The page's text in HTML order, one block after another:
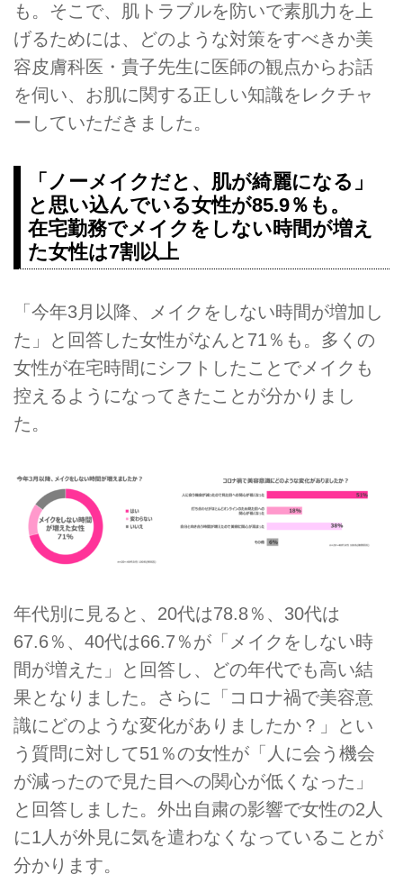
も。そこで、肌トラブルを防いで素肌力を上
げるためには、どのような対策をすべきか美
容皮膚科医・貴子先生に医師の観点からお話
を伺い、お肌に関する正しい知識をレクチャ
ーしていただきました。
「ノーメイクだと、肌が綺麗になる」
と思い込んでいる女性が85.9％も。
在宅勤務でメイクをしない時間が増え
た女性は7割以上
「今年3月以降、メイクをしない時間が増加し
た」と回答した女性がなんと71％も。多くの
女性が在宅時間にシフトしたことでメイクも
控えるようになってきたことが分かりまし
た。
年代別に見ると、20代は78.8％、30代は
67.6％、40代は66.7％が「メイクをしない時
間が増えた」と回答し、どの年代でも高い結
果となりました。さらに「コロナ禍で美容意
識にどのような変化がありましたか？」とい
う質問に対して51％の女性が「人に会う機会
が減ったので見た目への関心が低くなった」
と回答しました。外出自粛の影響で女性の2人
に1人が外見に気を遣わなくなっていることが
分かります。